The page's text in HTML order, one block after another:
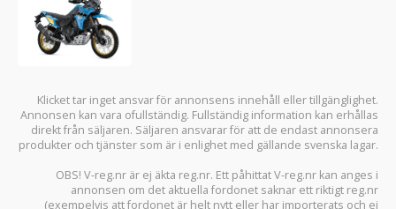
Klicket tar inget ansvar för annonsens innehåll eller tillgänglighet.
Annonsen kan vara ofullständig. Fullständig information kan erhållas
direkt från säljaren. Säljaren ansvarar för att de endast annonsera
produkter och tjänster som är i enlighet med gällande svenska lagar.
OBS! V-reg.nr är ej äkta reg.nr. Ett påhittat V-reg.nr kan anges i
annonsen om det aktuella fordonet saknar ett riktigt reg.nr
(exempelvis att fordonet är helt nytt eller har importerats och ej